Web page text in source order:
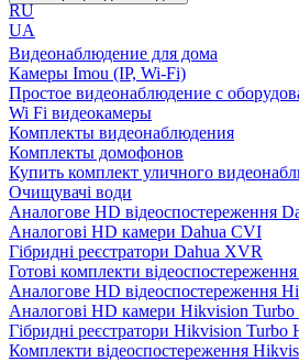
RU
UA
Видеонаблюдение для дома
Камеры Imou (IP, Wi-Fi)
Простое видеонаблюдение с
Wi Fi видеокамеры
Комплекты видеонаблюдения
Комплекты домофонов
Купить комплект уличного
Очищувачі води
Аналогове HD відеоспостереження
Аналогові HD камери Dahua CVI
Гібридні реєстратори Dahua XVR
Готові комплекти
Аналогове HD відеоспостереження
Аналогові HD камери Hikvision
Гібридні реєстратори Hikvision Turbo
Комплекти відеоспостереження